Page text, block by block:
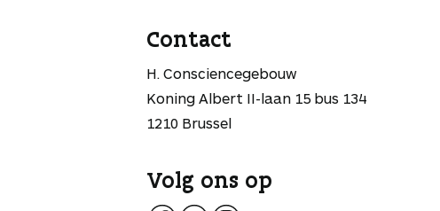
Contact
H. Consciencegebouw
Koning Albert II-laan 15 bus 134
1210 Brussel
Volg ons op